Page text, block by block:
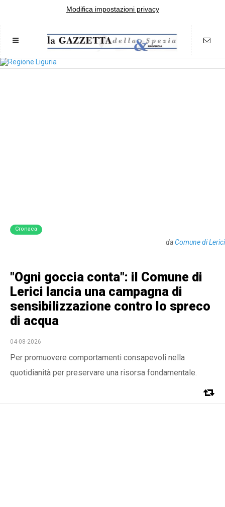
Modifica impostazioni privacy
Cronaca
daComune di Lerici
"Ogni goccia conta": il Comune di
Lerici lancia una campagna di
sensibilizzazione contro lo spreco
di acqua
04-08-2026
Per promuovere comportamenti consapevoli nella
quotidianità per preservare una risorsa fondamentale.